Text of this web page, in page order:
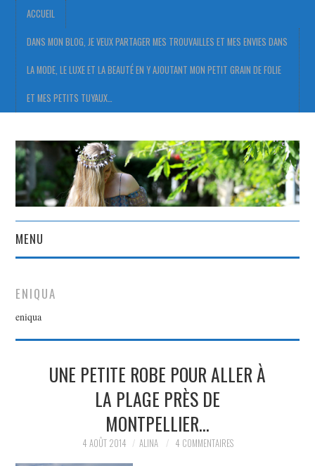
ACCUEIL
DANS MON BLOG, JE VEUX PARTAGER MES TROUVAILLES ET MES ENVIES DANS
LA MODE, LE LUXE ET LA BEAUTÉ EN Y AJOUTANT MON PETIT GRAIN DE FOLIE
ET MES PETITS TUYAUX…
MENU
PARTAGER MES
TROUVAILLES ET MES
ENVIES DANS LA MODE, LE
LUXE ET LA BEAUTÉ EN Y
ENIQUA
eniqua
UNE PETITE ROBE POUR ALLER À
LA PLAGE PRÈS DE
MONTPELLIER…
4 AOÛT 2014 ALINA 4 COMMENTAIRES